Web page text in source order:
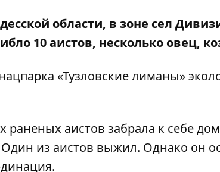
области, в зоне сел
10 аистов, несколько овец,
«Тузловские лиманы»
раненых аистов забрала к себе
из аистов выжил. Однако он